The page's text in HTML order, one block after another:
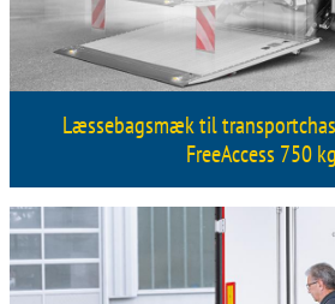
Læssebagsmæk til
FreeAccess 750